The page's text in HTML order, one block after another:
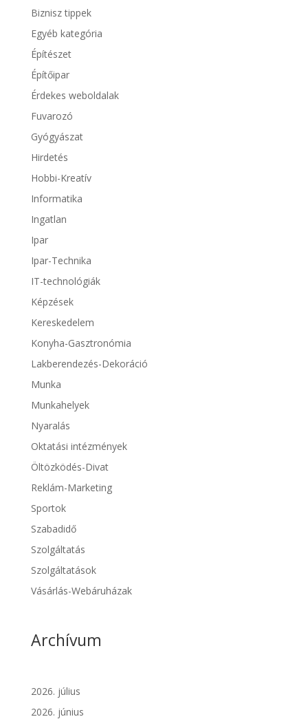
Biznisz tippek
Egyéb kategória
Építészet
Építőipar
Érdekes weboldalak
Fuvarozó
Gyógyászat
Hirdetés
Hobbi-Kreatív
Informatika
Ingatlan
Ipar
Ipar-Technika
IT-technológiák
Képzések
Kereskedelem
Konyha-Gasztronómia
Lakberendezés-Dekoráció
Munka
Munkahelyek
Nyaralás
Oktatási intézmények
Öltözködés-Divat
Reklám-Marketing
Sportok
Szabadidő
Szolgáltatás
Szolgáltatások
Vásárlás-Webáruházak
Archívum
2026. július
2026. június